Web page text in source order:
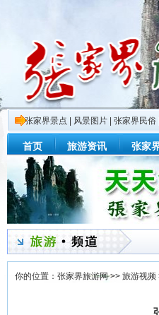
张家界景点 风景图片 张家界民俗
首页 旅游资讯 张家
你的位置： 张家界旅游网>> 旅游视频